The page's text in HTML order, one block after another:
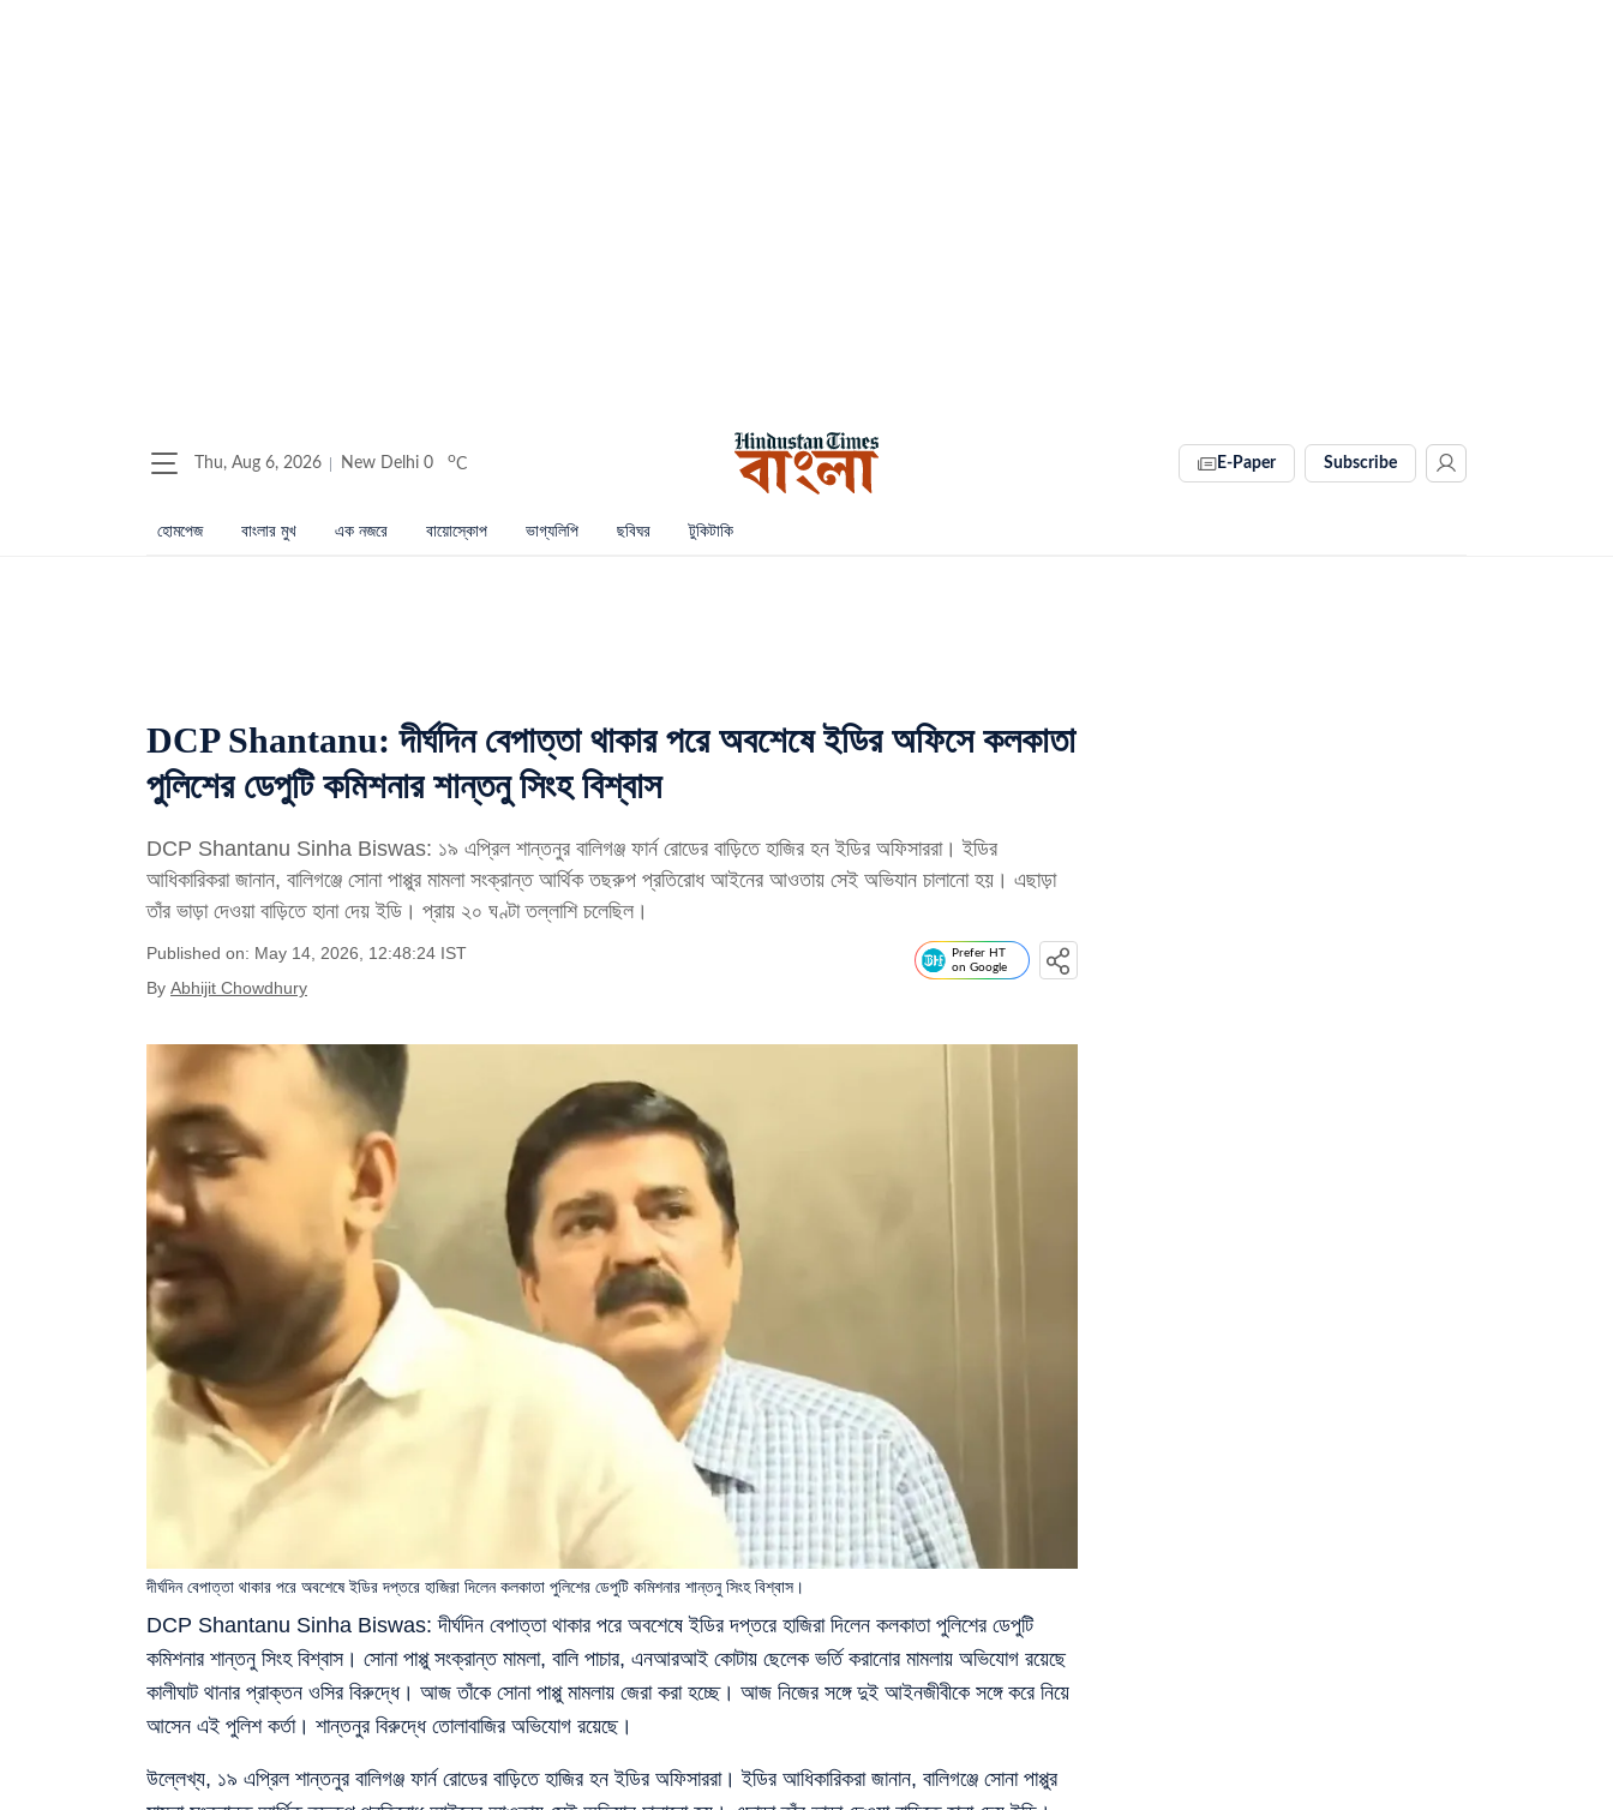
Thu, Aug 6, 2026 New Delhi 0 oC E-Paper Subscribe
হোমপেজ বাংলার মুখ এক নজরে বায়োস্কোপ ভাগ্যলিপি ছবিঘর টুকিটাকি
DCP Shantanu: দীর্ঘদিন বেপাত্তা থাকার পরে অবশেষে ইডির অফিসে কলকাতা
পুলিশের ডেপুটি কমিশনার শান্তনু সিংহ বিশ্বাস
DCP Shantanu Sinha Biswas: ১৯ এপ্রিল শান্তনুর বালিগঞ্জ ফার্ন রোডের বাড়িতে হাজির হন ইডির অফিসাররা। ইডির
আধিকারিকরা জানান, বালিগঞ্জে সোনা পাপ্পুর মামলা সংক্রান্ত আর্থিক তছরুপ প্রতিরোধ আইনের আওতায় সেই অভিযান চালানো হয়। এছাড়া
তাঁর ভাড়া দেওয়া বাড়িতে হানা দেয় ইডি। প্রায় ২০ ঘণ্টা তল্লাশি চলেছিল।
Published on: May 14, 2026, 12:48:24 IST
By Abhijit Chowdhury
Prefer HT
on Google
DCP Shantanu Sinha Biswas: দীর্ঘদিন বেপাত্তা থাকার পরে অবশেষে ইডির দপ্তরে হাজিরা দিলেন কলকাতা পুলিশের ডেপুটি
কমিশনার শান্তনু সিংহ বিশ্বাস। সোনা পাপ্পু সংক্রান্ত মামলা, বালি পাচার, এনআরআই কোটায় ছেলেক ভর্তি করানোর মামলায় অভিযোগ রয়েছে
কালীঘাট থানার প্রাক্তন ওসির বিরুদ্ধে। আজ তাঁকে সোনা পাপ্পু মামলায় জেরা করা হচ্ছে। আজ নিজের সঙ্গে দুই আইনজীবীকে সঙ্গে করে নিয়ে
আসেন এই পুলিশ কর্তা। শান্তনুর বিরুদ্ধে তোলাবাজির অভিযোগ রয়েছে।
দীর্ঘদিন বেপাত্তা থাকার পরে অবশেষে ইডির দপ্তরে হাজিরা দিলেন কলকাতা পুলিশের ডেপুটি কমিশনার শান্তনু সিংহ বিশ্বাস।
উল্লেখ্য, ১৯ এপ্রিল শান্তনুর বালিগঞ্জ ফার্ন রোডের বাড়িতে হাজির হন ইডির অফিসাররা। ইডির আধিকারিকরা জানান, বালিগঞ্জে সোনা পাপ্পুর